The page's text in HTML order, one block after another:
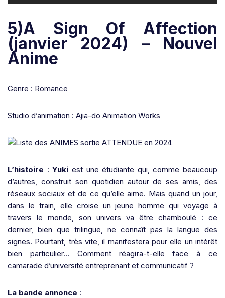
5)A Sign Of Affection
(janvier 2024) – Nouvel
Anime
Genre : Romance
Studio d’animation : Ajia-do Animation Works
L’histoire :Yuki est une étudiante qui, comme beaucoup
d’autres, construit son quotidien autour de ses amis, des
réseaux sociaux et de ce qu’elle aime. Mais quand un jour,
dans le train, elle croise un jeune homme qui voyage à
travers le monde, son univers va être chamboulé : ce
dernier, bien que trilingue, ne connaît pas la langue des
signes. Pourtant, très vite, il manifestera pour elle un intérêt
bien particulier… Comment réagira-t-elle face à ce
camarade d’université entreprenant et communicatif ?
La bande annonce :